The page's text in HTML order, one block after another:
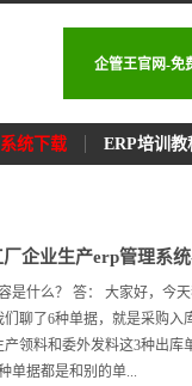
企管王官网-免
统下载 ERP培训教
企业生产erp管理系
是什么？ 答： 大家好，今
聊了6种单据，就是采购入
领料和委外发料这3种出库
单据都是和别的单...